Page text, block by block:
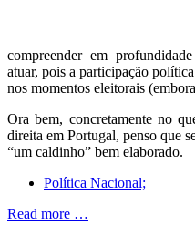
compreender em
atuar, pois a participação
nos momentos eleitorais
Ora bem, concretamente no
direita em Portugal, penso que
“um caldinho” bem elaborado.
Política Nacional;
Read more …